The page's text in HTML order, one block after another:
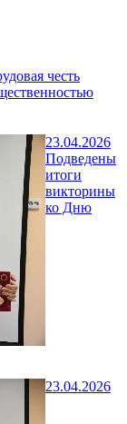
честь
23.04.2026
Подведены
итоги
викторины
ко Дню
23.04.2026